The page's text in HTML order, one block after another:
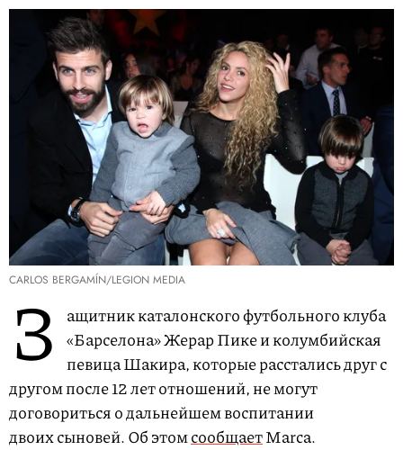
CARLOS BERGAMÍN/LEGION MEDIA
З
ащитник каталонского футбольного клуба
«Барселона» Жерар Пике и колумбийская
певица Шакира, которые расстались друг с
другом после 12 лет отношений, не могут
договориться о дальнейшем воспитании
двоих сыновей. Об этомсообщаетMarca.